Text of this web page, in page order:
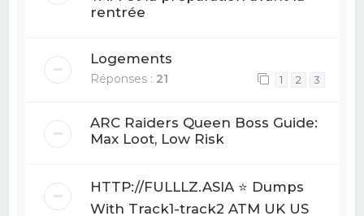
rentrée
Logements
Réponses : 21 1 2 3
ARC Raiders Queen Boss Guide:
Max Loot, Low Risk
HTTP://FULLLZ.ASIA ⭐️ Dumps
With Track1-track2 ATM UK US